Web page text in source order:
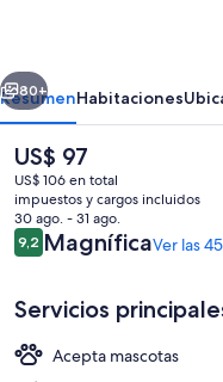
IHG
Siguiente
80+
ResumenHabitaciones
El
precio
actual
es
de
US$ 97
US$ 97
US$ 106 en total
impuestos y cargos incluidos
30 ago. - 31 ago.
Opiniones
9,29,2 de 10
MagníficaVer las
Servicios
Acepta mascotas